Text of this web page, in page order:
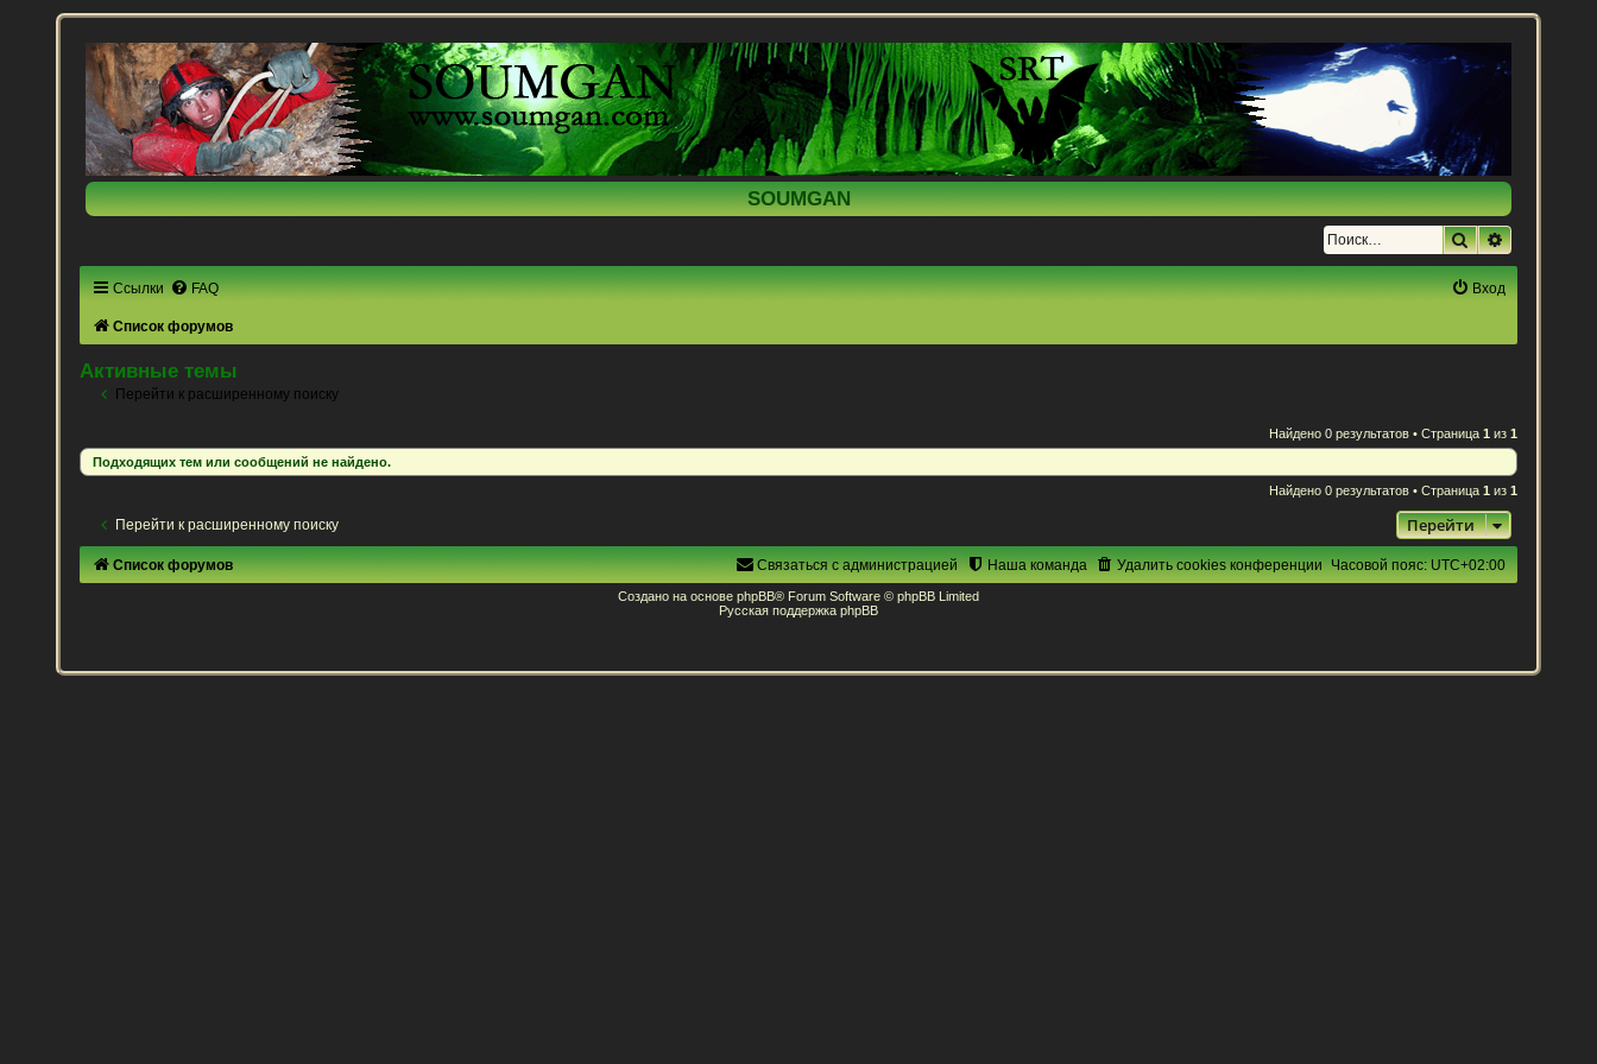
SOUMGAN
Поиск
Ссылки FAQ Вход
Список форумов
Активные темы
Перейти к расширенному поиску
Найдено 0 результатов • Страница 1 из 1
Подходящих тем или сообщений не найдено.
Найдено 0 результатов • Страница 1 из 1
Перейти к расширенному поиску Перейти
Список форумов Часовой пояс:UTC+02:00
Удалить cookies конференции
Наша команда
Связаться с администрацией
Создано на основе phpBB® Forum Software © phpBB Limited
Русская поддержка phpBB